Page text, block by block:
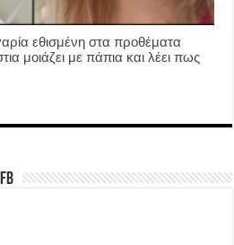
εθισμένη στα προθέματα
μοιάζει με πάπια και λέει πως